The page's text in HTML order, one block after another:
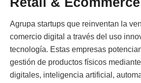
Agrupa startups que reinventan la
comercio digital a través del uso
tecnología. Estas empresas
gestión de productos físicos
digitales, inteligencia artificial,